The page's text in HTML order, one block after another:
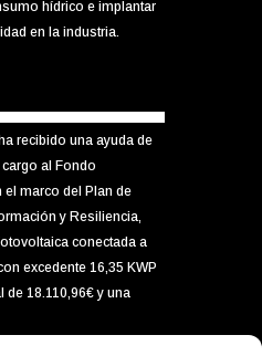
hídrico e implantar
en la industria.
recibido una ayuda de
al Fondo
el marco del Plan de
y Resiliencia,
conectada a
excedente 16,35 KWP
18.110,96€ y una